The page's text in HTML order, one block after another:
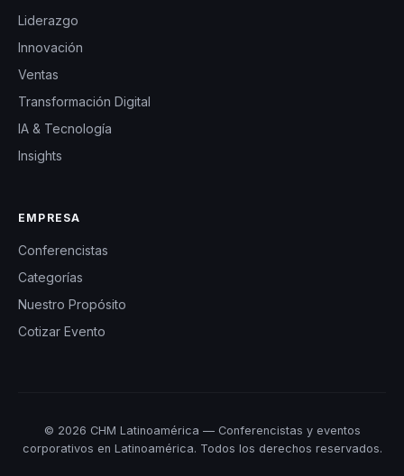
Liderazgo
Innovación
Ventas
Transformación Digital
IA & Tecnología
Insights
EMPRESA
Conferencistas
Categorías
Nuestro Propósito
Cotizar Evento
© 2026 CHM Latinoamérica — Conferencistas y eventos
corporativos en Latinoamérica. Todos los derechos reservados.